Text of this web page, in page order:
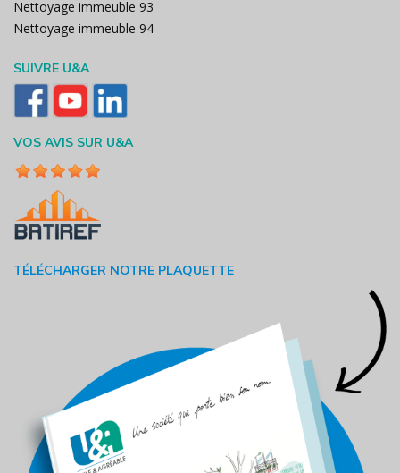
Nettoyage immeuble 93
Nettoyage immeuble 94
SUIVRE U&A
VOS AVIS SUR U&A
TÉLÉCHARGER NOTRE PLAQUETTE